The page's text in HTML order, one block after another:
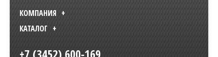
КОМПАНИЯ
КАТАЛОГ